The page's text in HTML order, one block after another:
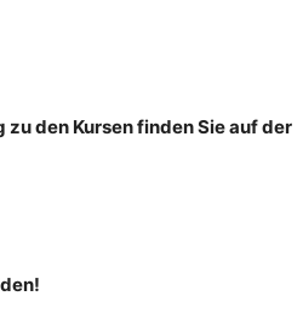
den Kursen finden Sie auf der